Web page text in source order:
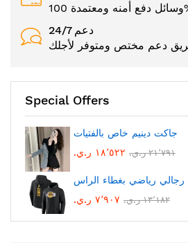
100%
24/7 دعم
دعم مختص ومتوفر لأجلك
Special Offers
جاكت دينيم خاص بالفتيات
١٨٬٥٢٢ ر.ي.‏
٢١٬٧٩١ ر.ي.‏
رياضي بغطاء الراس
٧٬٩٠٧ ر.ي.‏
١٣٬١٨٢ ر.ي.‏